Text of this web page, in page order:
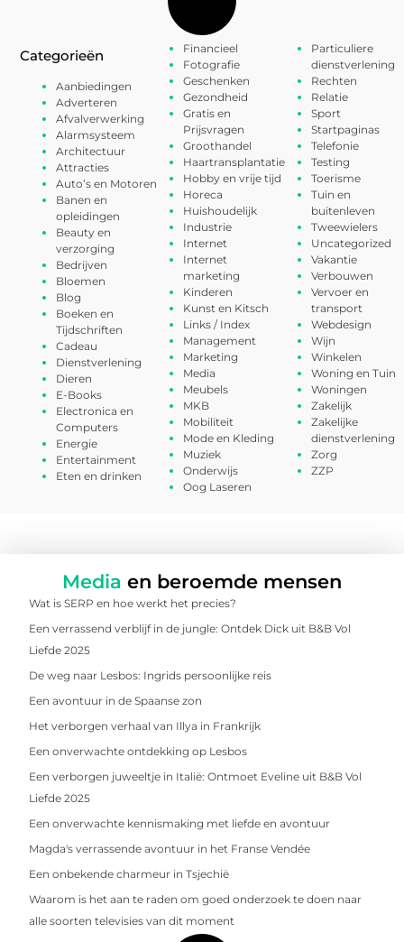
Categorieën
Aanbiedingen
Adverteren
Afvalverwerking
Alarmsysteem
Architectuur
Attracties
Auto’s en Motoren
Banen en
opleidingen
Beauty en
verzorging
Bedrijven
Bloemen
Blog
Boeken en
Tijdschriften
Cadeau
Dienstverlening
Dieren
E-Books
Electronica en
Computers
Energie
Entertainment
Eten en drinken
Financieel
Fotografie
Geschenken
Gezondheid
Gratis en
Prijsvragen
Groothandel
Haartransplantatie
Hobby en vrije tijd
Horeca
Huishoudelijk
Industrie
Internet
Internet
marketing
Kinderen
Kunst en Kitsch
Links / Index
Management
Marketing
Media
Meubels
MKB
Mobiliteit
Mode en Kleding
Muziek
Onderwijs
Oog Laseren
Particuliere
dienstverlening
Rechten
Relatie
Sport
Startpaginas
Telefonie
Testing
Toerisme
Tuin en
buitenleven
Tweewielers
Uncategorized
Vakantie
Verbouwen
Vervoer en
transport
Webdesign
Wijn
Winkelen
Woning en Tuin
Woningen
Zakelijk
Zakelijke
dienstverlening
Zorg
ZZP
Media en beroemde mensen
Wat is SERP en hoe werkt het precies?
Een verrassend verblijf in de jungle: Ontdek Dick uit B&B Vol
Liefde 2025
De weg naar Lesbos: Ingrids persoonlijke reis
Een avontuur in de Spaanse zon
Het verborgen verhaal van Illya in Frankrijk
Een onverwachte ontdekking op Lesbos
Een verborgen juweeltje in Italië: Ontmoet Eveline uit B&B Vol
Liefde 2025
Een onverwachte kennismaking met liefde en avontuur
Magda's verrassende avontuur in het Franse Vendée
Een onbekende charmeur in Tsjechië
Waarom is het aan te raden om goed onderzoek te doen naar
alle soorten televisies van dit moment